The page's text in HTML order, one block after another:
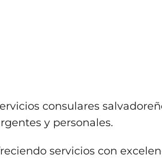
consulares
y personales.
servicios con